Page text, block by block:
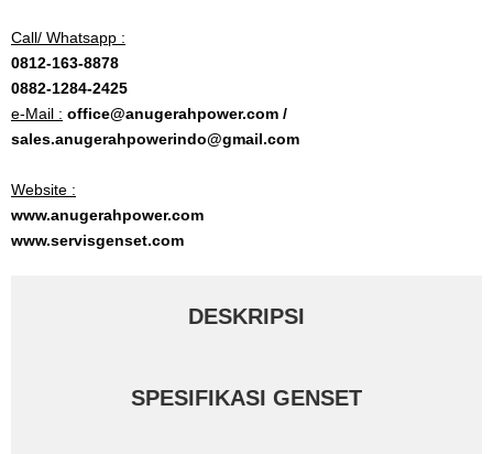
Call/ Whatsapp :
0812-163-8878
0882-1284-2425
e-Mail : office@anugerahpower.com /
sales.anugerahpowerindo@gmail.com
Website :
www.anugerahpower.com
www.servisgenset.com
DESKRIPSI
SPESIFIKASI GENSET